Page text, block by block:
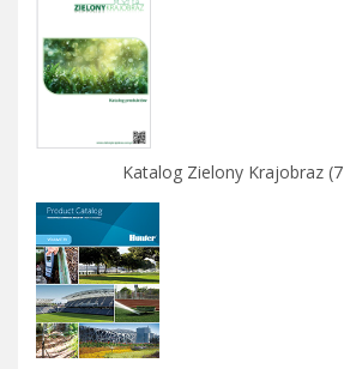
Katalog Zielony Krajobraz